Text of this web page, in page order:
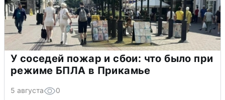
У соседей пожар и сбои: что было при
режиме БПЛА в Прикамье
5 августа 0